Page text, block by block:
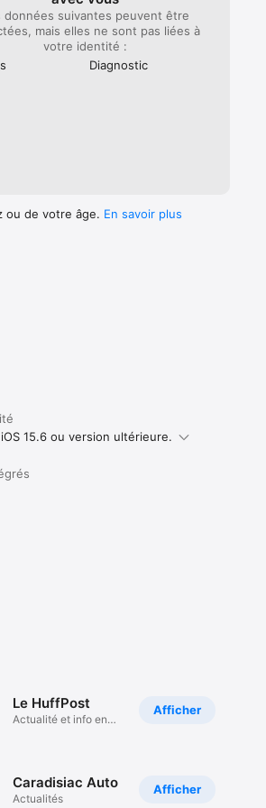
données suivantes peuvent être
mais elles ne sont pas liées à
votre identité :
Diagnostic
ou de votre âge. En savoir plus
15.6 ou version ultérieure.
Afficher
Le HuffPost
Actualité et info en
Afficher
Caradisiac Auto
Actualités